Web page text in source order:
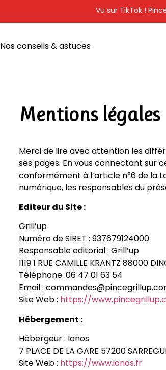
Vu sur TikTok !
Nos conseils & astuces
Mentions légales
Merci de lire avec attention les
ses pages. En vous connectant sur
conformément à l’article n°6 de la
numérique, les responsables du
Editeur du Site :
Grill’up
Numéro de SIRET : 937679124000
Responsable editorial : Grill’up
1119 1 RUE CAMILLE KRANTZ 88000
Téléphone :06 47 01 63 54
Email :
Site Web : https://
Hébergement :
Hébergeur : Ionos
7 PLACE DE LA GARE 57200
Site Web : https://www.ionos.fr